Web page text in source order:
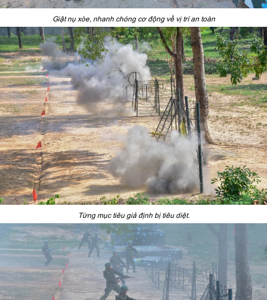
Giật nụ xòe, nhanh chóng cơ động về vị trí an toàn
Từng mục tiêu giả định bị tiêu diệt.